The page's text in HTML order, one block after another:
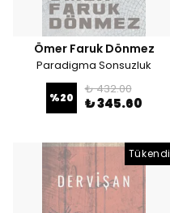
Ömer Faruk Dönmez
Paradigma Sonsuzluk
%20
₺ 432.00
₺ 345.60
Tükendi